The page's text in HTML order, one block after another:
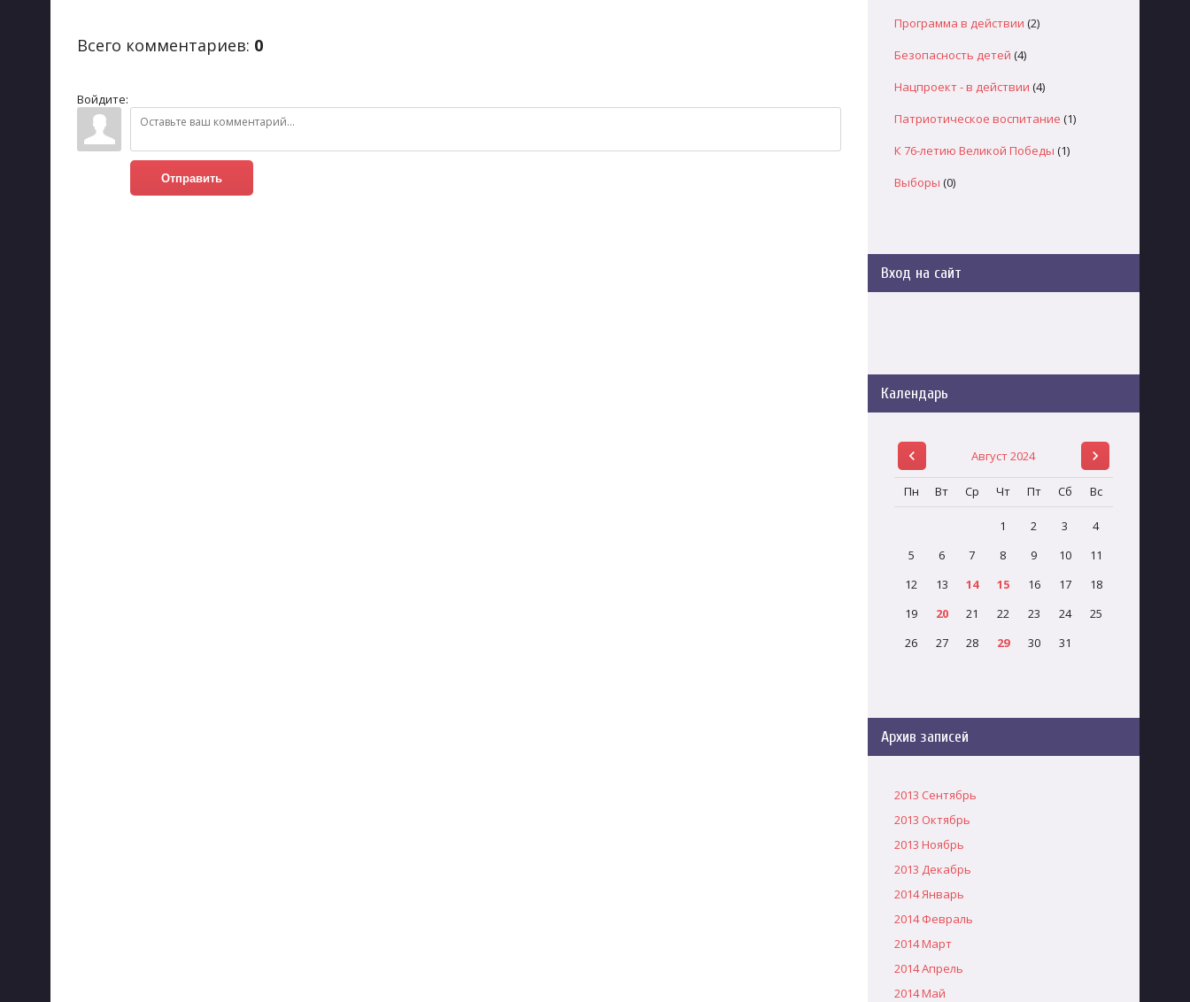
Всего комментариев: 0
Войдите:
Отправить
Программа в действии (2)
Безопасность детей (4)
Нацпроект - в действии (4)
Патриотическое воспитание (1)
К 76-летию Великой Победы (1)
Выборы (0)
Вход на сайт
Календарь
Август 2024
Пн Вт Ср Чт Пт Сб Вс
1 2 3
4
5
6 7 8 9 10
11
12
13 14 15 16 17
18
19
20 21 22 23 24
25
26
27 28 29 30 31
Архив записей
2013 Сентябрь
2013 Октябрь
2013 Ноябрь
2013 Декабрь
2014 Январь
2014 Февраль
2014 Март
2014 Апрель
2014 Май